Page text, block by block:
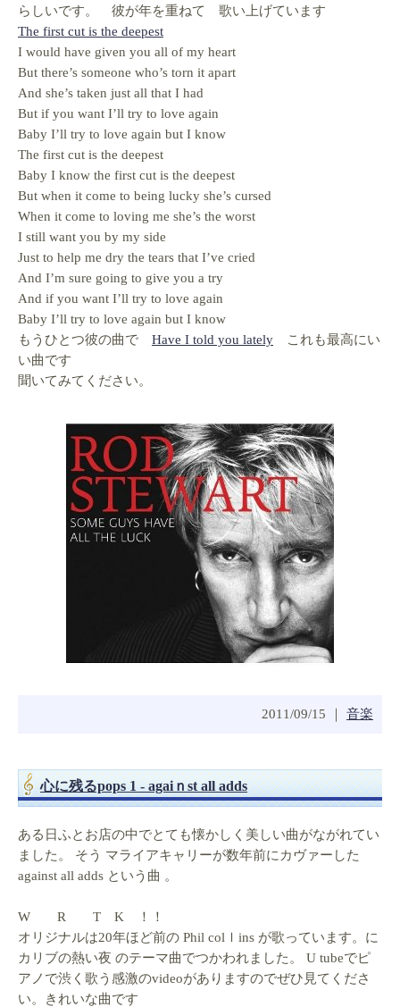
らしいです。 彼が年を重ねて 歌い上げています
The first cut is the deepest
I would have given you all of my heart
But there’s someone who’s torn it apart
And she’s taken just all that I had
But if you want I’ll try to love again
Baby I’ll try to love again but I know
The first cut is the deepest
Baby I know the first cut is the deepest
But when it come to being lucky she’s cursed
When it come to loving me she’s the worst
I still want you by my side
Just to help me dry the tears that I’ve cried
And I’m sure going to give you a try
And if you want I’ll try to love again
Baby I’ll try to love again but I know
もうひとつ彼の曲で Have I told you lately これも最高にい
い曲です
聞いてみてください。
2011/09/15 ｜ 音楽
心に残るpops 1 - agaiｎst all adds
ある日ふとお店の中でとても懐かしく美しい曲がながれてい
ました。 そう マライアキャリーが数年前にカヴァーした
against all adds という曲 。
W R T K ！！
オリジナルは20年ほど前の Phil colｌins が歌っています。に
カリブの熱い夜 のテーマ曲でつかわれました。 U tubeでピ
アノで渋く歌う感激のvideoがありますのでぜひ見てくださ
い。きれいな曲です